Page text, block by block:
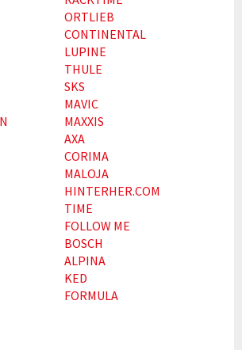
ORTLIEB
CONTINENTAL
LUPINE
THULE
SKS
MAVIC
MAXXIS
AXA
CORIMA
MALOJA
HINTERHER.COM
TIME
FOLLOW ME
BOSCH
ALPINA
KED
FORMULA